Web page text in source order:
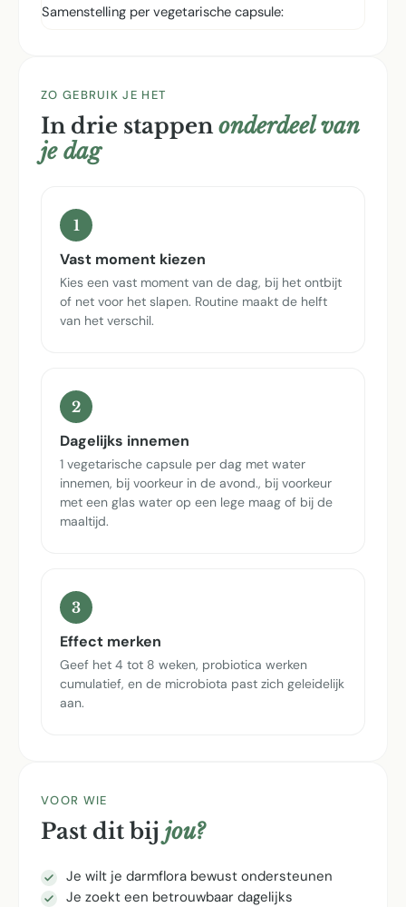
Samenstelling per vegetarische capsule:
ZO GEBRUIK JE HET
In drie stappen onderdeel van
je dag
1
Vast moment kiezen
Kies een vast moment van de dag, bij het ontbijt
of net voor het slapen. Routine maakt de helft
van het verschil.
2
Dagelijks innemen
1 vegetarische capsule per dag met water
innemen, bij voorkeur in de avond., bij voorkeur
met een glas water op een lege maag of bij de
maaltijd.
3
Effect merken
Geef het 4 tot 8 weken, probiotica werken
cumulatief, en de microbiota past zich geleidelijk
aan.
VOOR WIE
Past dit bij jou?
Je wilt je darmflora bewust ondersteunen
Je zoekt een betrouwbaar dagelijks